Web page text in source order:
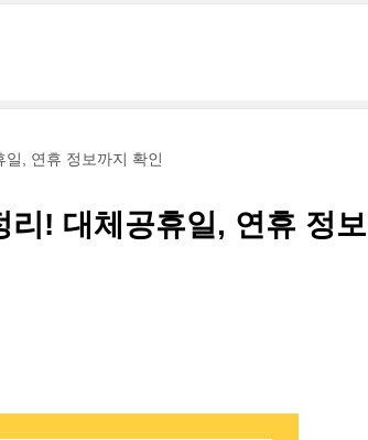
, 연휴 정보까지 확인
! 대체공휴일, 연휴 정보